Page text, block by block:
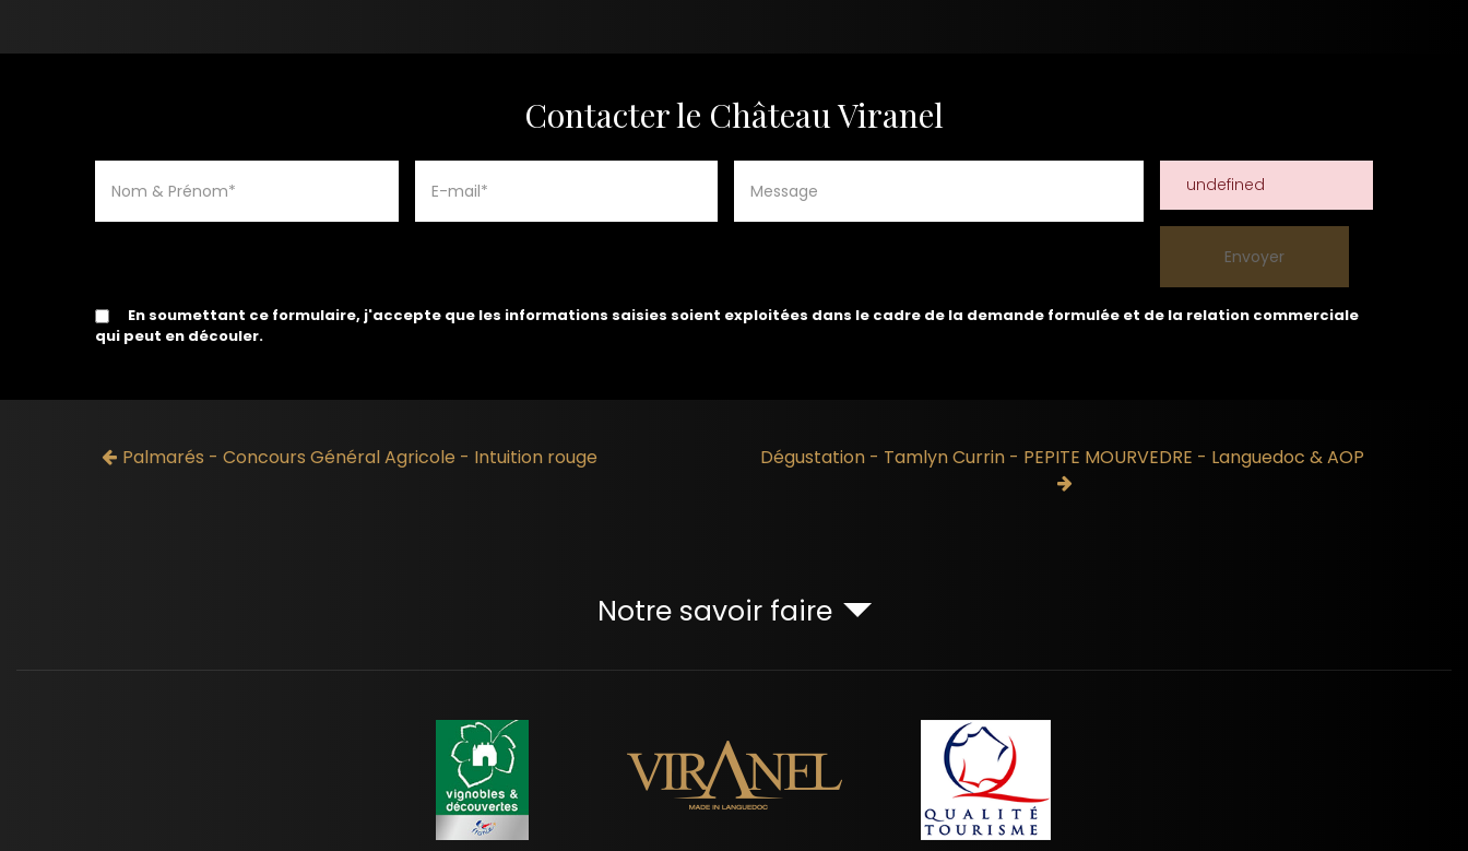
Contacter le Château Viranel
undefined
En soumettant ce formulaire, j'accepte que les informations saisies soient exploitées dans le cadre de la demande formulée et de la relation commerciale
qui peut en découler.
Palmarés - Concours Général Agricole - Intuition rouge Dégustation - Tamlyn Currin - PEPITE MOURVEDRE - Languedoc & AOP
Notre savoir faire